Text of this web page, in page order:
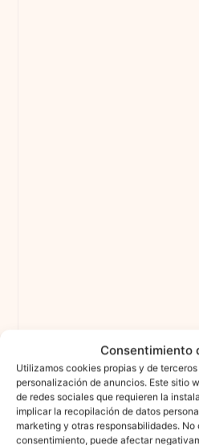
Consentimiento
Utilizamos cookies propias y de
personalización de anuncios. Este sitio
de redes sociales que requieren la
implicar la recopilación de datos
marketing y otras responsabilidades. No
consentimiento, puede afectar